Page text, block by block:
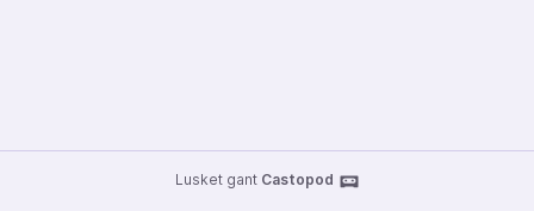
Lusket gant Castopod